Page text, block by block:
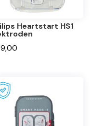
Heartstart HS1